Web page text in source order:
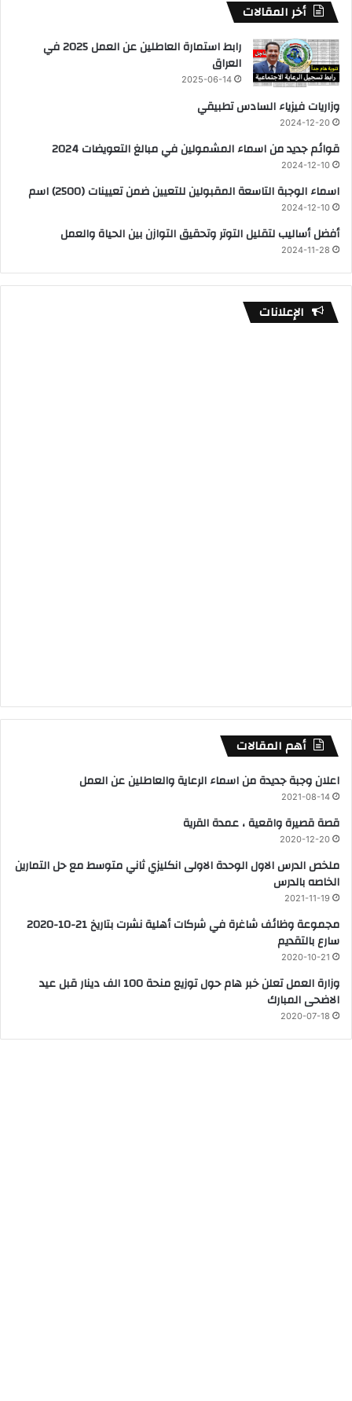
أخر المقالات
رابط استمارة العاطلين عن العمل 2025 في
العراق
2025-06-14
وزاريات فيزياء السادس تطبيقي
2024-12-20
قوائم جديد من اسماء المشمولين في مبالغ التعويضات 2024
2024-12-10
اسماء الوجبة التاسعة المقبولين للتعيين ضمن تعيينات (2500) اسم
2024-12-10
أفضل أساليب لتقليل التوتر وتحقيق التوازن بين الحياة والعمل
2024-11-28
الإعلانات
أهم المقالات
اعلان وجبة جديدة من اسماء الرعاية والعاطلين عن العمل
2021-08-14
قصة قصيرة واقعية ، عمدة القرية
2020-12-20
ملخص الدرس الاول الوحدة الاولى انكليزي ثاني متوسط مع حل التمارين
الخاصه بالدرس
2021-11-19
مجموعة وظائف شاغرة في شركات أهلية نشرت بتاريخ 21-10-2020
سارع بالتقديم
2020-10-21
وزارة العمل تعلن خبر هام حول توزيع منحة 100 الف دينار قبل عيد
الاضحى المبارك
2020-07-18